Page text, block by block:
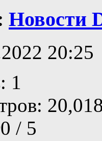
Новости
20:25
1
/ 5